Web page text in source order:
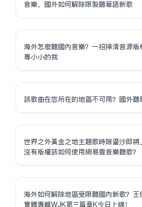
音樂，國外如何解除限制聽華語新歌
海外怎麼聽國內音樂？一招掃清音源
專小小的我
該歌曲在您所在的地區不可用？國外聽
世界之外黃金之地主題歌時隙鎏沙即
沒有版權該如何使用網易雲音樂聽歌？
海外如何解除地區受限聽國內新歌？王
實體專輯WJK第三篇章K今日上線！